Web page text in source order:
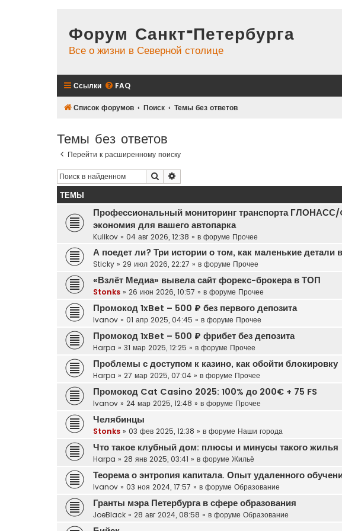
Форум Санкт-Петербурга
Все о жизни в Северной столице
Ссылки FAQ
Список форумов Поиск Темы без ответов
Темы без ответов
Перейти к расширенному поиску
Поиск
ТЕМЫ
Профессиональный мониторинг транспорта ГЛОНАСС/
экономия для вашего автопарка
Kulikov » 04 авг 2026, 12:38 » в форуме Прочее
А поедет ли? Три истории о том, как маленькие
Sticky » 29 июл 2026, 22:27 » в форуме Прочее
«Взлёт Медиа» вывела сайт форекс-брокера в ТОП
Stonks » 26 июн 2026, 10:57 » в форуме Прочее
Промокод 1xBet – 500 ₽ без первого депозита
Ivanov » 01 апр 2025, 04:45 » в форуме Прочее
Промокод 1xBet – 500 ₽ фрибет без депозита
Harpa » 31 мар 2025, 12:25 » в форуме Прочее
Проблемы с доступом к казино, как обойти блокировку
Harpa » 27 мар 2025, 07:04 » в форуме Прочее
Промокод Cat Casino 2025: 100% до 200€ + 75 FS
Ivanov » 24 мар 2025, 12:48 » в форуме Прочее
Челябинцы
Stonks » 03 фев 2025, 12:38 » в форуме Наши города
Что такое клубный дом: плюсы и минусы такого жилья
Harpa » 28 янв 2025, 03:41 » в форуме Жильё
Теорема о энтропия капитала. Опыт удаленного
Ivanov » 03 ноя 2024, 17:57 » в форуме Образование
Гранты мэра Петербурга в сфере образования
JoeBlack » 28 авг 2024, 08:58 » в форуме Образование